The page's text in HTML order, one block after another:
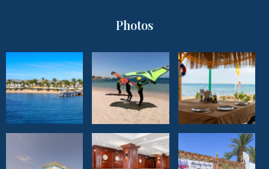
Photos